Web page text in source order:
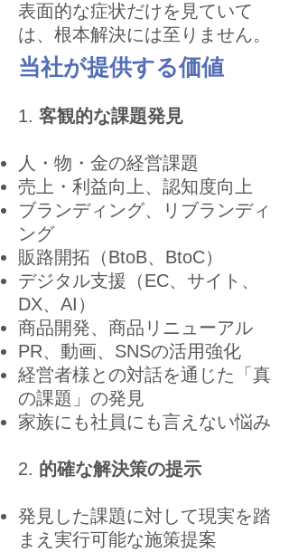
表面的な症状だけを見ていて
は、根本解決には至りません。
当社が提供する価値
1. 客観的な課題発見
人・物・金の経営課題
売上・利益向上、認知度向上
ブランディング、リブランディ
ング
販路開拓（BtoB、BtoC）
デジタル支援（EC、サイト、
DX、AI）
商品開発、商品リニューアル
PR、動画、SNSの活用強化
経営者様との対話を通じた「真
の課題」の発見
​家族にも社員にも言えない悩み
2. 的確な解決策の提示
発見した課題に対して現実を踏
まえ実行可能な施策提案